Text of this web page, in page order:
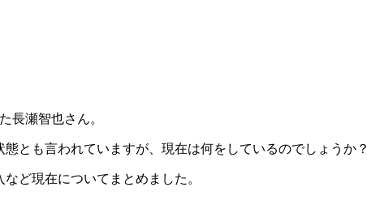
長瀬智也さん。
とも言われていますが、現在は何をしているのでしょうか？
ど現在についてまとめました。